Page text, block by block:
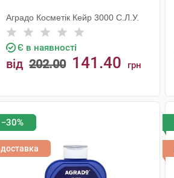
Аградо Косметік Кейр 3000 С.Л.У.
Є в наявності
від 202.00 141.40 грн
−30%
доставка